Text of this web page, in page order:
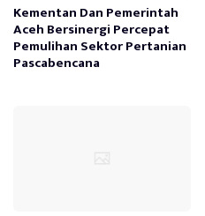
Kementan Dan Pemerintah
Aceh Bersinergi Percepat
Pemulihan Sektor Pertanian
Pascabencana